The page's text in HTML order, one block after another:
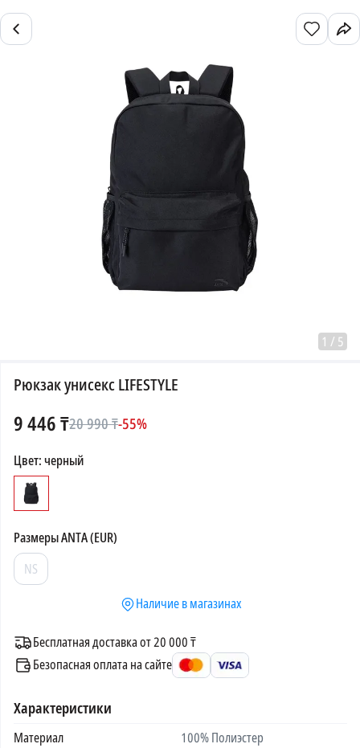
1 / 5
Рюкзак унисекс LIFESTYLE
9 446₸20 990₸-55%
Цвет:черный
РазмерыANTA (EUR)
NS
Наличие в магазинах
Бесплатная доставка от 20 000 ₸
Безопасная оплата на сайте
Характеристики
Материал
100% Полиэстер